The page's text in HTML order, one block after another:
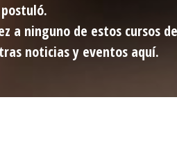
a ninguno de estos cursos
noticias y eventos aquí.